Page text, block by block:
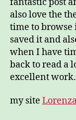
also love the
time to browse
saved it and
when I have
back to read a
excellent work.
my site